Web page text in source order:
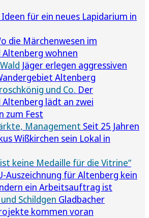
Ideen für ein neues Lapidarium in
die Märchenwesen im
Altenberg wohnen
Jäger erlegen aggressiven
Altenberg
und Co. Der
Altenberg lädt an zwei
zum Fest
Management Seit 25 Jahren
Wißkirchen sein Lokal in
ist keine Medaille für die Vitrine“
Auszeichnung für Altenberg kein
ein Arbeitsauftrag ist
Schildgen Gladbacher
kommen voran